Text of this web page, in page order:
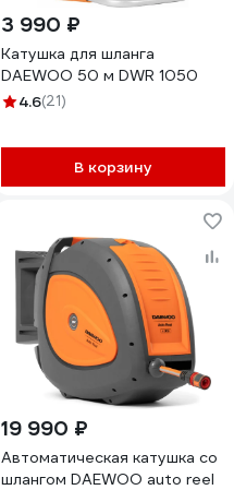
3 990 ₽
Катушка для шланга
DAEWOO 50 м DWR 1050
4.6(21)
В корзину
19 990 ₽
Автоматическая катушка со
шлангом DAEWOO auto reel